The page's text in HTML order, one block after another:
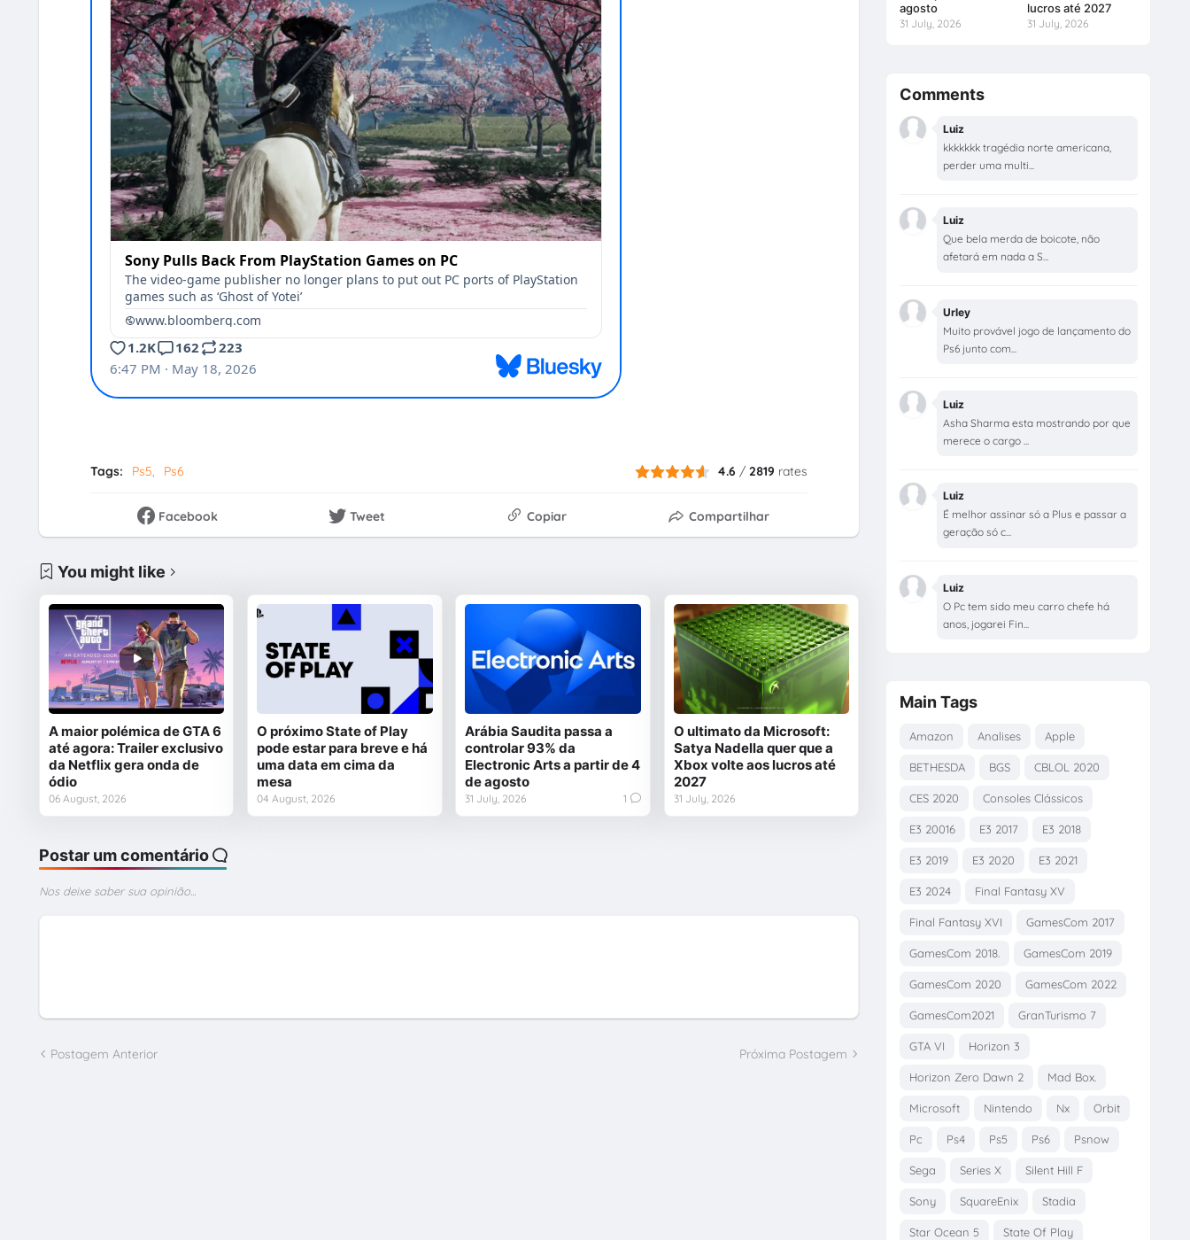
Tags: Ps5 Ps6 4.6 /2819 rates
Facebook Tweet Copiar Compartilhar
You might like
A maior polémica de GTA 6
até agora: Trailer exclusivo
da Netflix gera onda de
ódio
06 August, 2026
O próximo State of Play
pode estar para breve e há
uma data em cima da
mesa
04 August, 2026
Arábia Saudita passa a
controlar 93% da
Electronic Arts a partir de 4
de agosto
31 July, 2026 1
O ultimato da Microsoft:
Satya Nadella quer que a
Xbox volte aos lucros até
2027
31 July, 2026
Postar um comentário
Nos deixe saber sua opinião...
Postagem Anterior Próxima Postagem
agosto
31 July, 2026
lucros até 2027
31 July, 2026
Comments
Luiz
kkkkkkk tragédia norte americana,
perder uma multi...
Luiz
Que bela merda de boicote, não
afetará em nada a S...
Urley
Muito provável jogo de lançamento do
Ps6 junto com...
Luiz
Asha Sharma esta mostrando por que
merece o cargo ...
Luiz
É melhor assinar só a Plus e passar a
geração só c...
Luiz
O Pc tem sido meu carro chefe há
anos, jogarei Fin...
Main Tags
Amazon Analises Apple
BETHESDA BGS CBLOL 2020
CES 2020 Consoles Clássicos
E3 20016 E3 2017 E3 2018
E3 2019 E3 2020 E3 2021
E3 2024 Final Fantasy XV
Final Fantasy XVI GamesCom 2017
GamesCom 2018. GamesCom 2019
GamesCom 2020 GamesCom 2022
GamesCom2021 GranTurismo 7
GTA VI Horizon 3
Horizon Zero Dawn 2 Mad Box.
Microsoft Nintendo Nx Orbit
Pc Ps4 Ps5 Ps6 Psnow
Sega Series X Silent Hill F
Sony SquareEnix Stadia
Star Ocean 5 State Of Play